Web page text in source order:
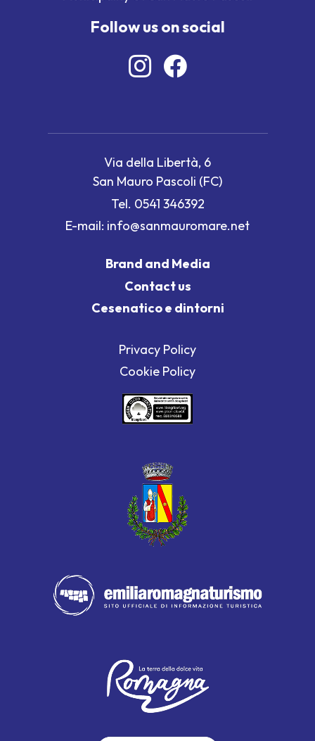
Follow us on social
Via della Libertà, 6
San Mauro Pascoli (FC)
Tel. 0541 346392
E-mail: info@sanmauromare.net
Brand and Media
Contact us
Cesenatico e dintorni
Privacy Policy
Cookie Policy